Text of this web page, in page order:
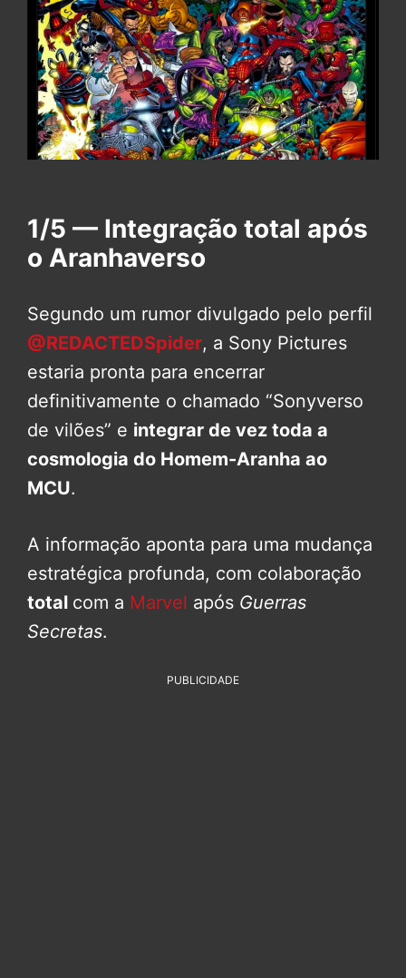
1/5 — Integração total após
o Aranhaverso
Segundo um rumor divulgado pelo perfil
@REDACTEDSpider, a Sony Pictures
estaria pronta para encerrar
definitivamente o chamado “Sonyverso
de vilões” e integrar de vez toda a
cosmologia do Homem-Aranha ao
MCU.
A informação aponta para uma mudança
estratégica profunda, com colaboração
total com a Marvel após Guerras
Secretas.
PUBLICIDADE